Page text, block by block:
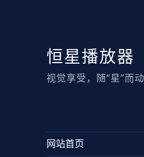
恒星播放器
视觉享受，随“星”而动
网站首页